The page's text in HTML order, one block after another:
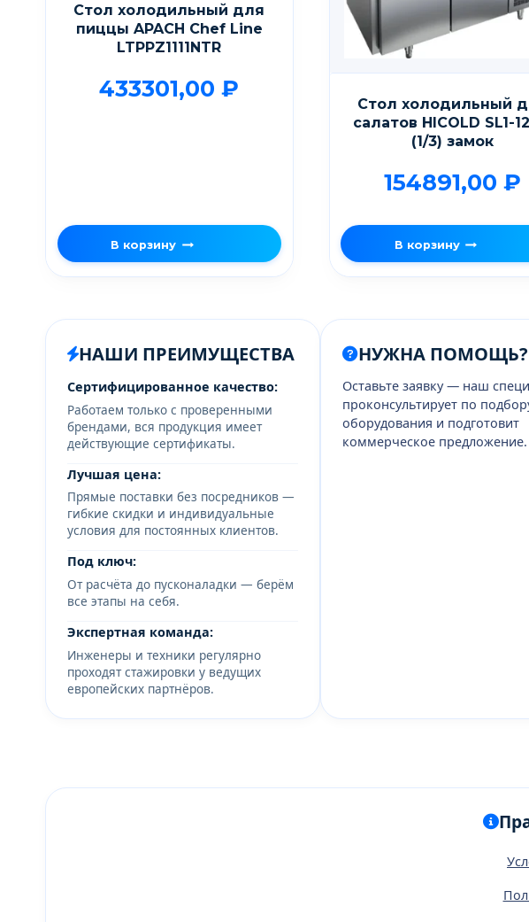
Стол холодильный для
пиццы APACH Chef Line
LTPPZ1111NTR
433301,00₽
В корзину
Стол холодильный
салатов HICOLD SL1-
(1/3) замок
154891,00₽
В корзину
НАШИ ПРЕИМУЩЕСТВА
Сертифицированное качество:
Работаем только с проверенными
брендами, вся продукция имеет
действующие сертификаты.
Лучшая цена:
Прямые поставки без посредников —
гибкие скидки и индивидуальные
условия для постоянных клиентов.
Под ключ:
От расчёта до пусконаладки — берём
все этапы на себя.
Экспертная команда:
Инженеры и техники регулярно
проходят стажировки у ведущих
европейских партнёров.
НУЖНА ПОМОЩЬ?
Оставьте заявку — наш
проконсультирует по
оборудования и подготовит
коммерческое предложение.